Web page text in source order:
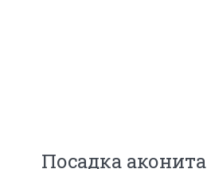
Посадка аконита